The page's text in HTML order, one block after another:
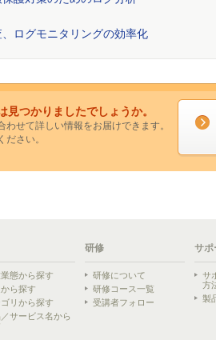
、ログモニタリングの効率化
見つかりましたでしょうか。
わせて詳しい情報をお届けできます。
ださい。
態から探す
ら探す
リから探す
サービス名から
研修
研修について
研修コース一覧
受講者フォロー
サポ
サ
方
製